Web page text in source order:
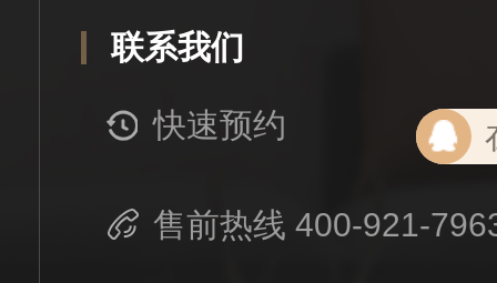
联系我们
快速预约
售前热线 400-921-